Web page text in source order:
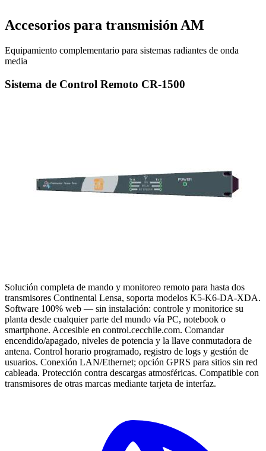
Accesorios para transmisión AM
Equipamiento complementario para sistemas radiantes de onda
media
Sistema de Control Remoto CR-1500
Solución completa de mando y monitoreo remoto para hasta dos
transmisores Continental Lensa, soporta modelos K5-K6-DA-XDA.
Software 100% web — sin instalación: controle y monitorice su
planta desde cualquier parte del mundo vía PC, notebook o
smartphone. Accesible en control.cecchile.com. Comandar
encendido/apagado, niveles de potencia y la llave conmutadora de
antena. Control horario programado, registro de logs y gestión de
usuarios. Conexión LAN/Ethernet; opción GPRS para sitios sin red
cableada. Protección contra descargas atmosféricas. Compatible con
transmisores de otras marcas mediante tarjeta de interfaz.